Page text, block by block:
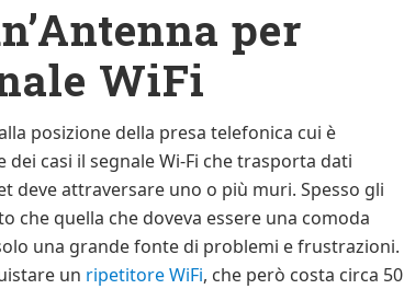
per
WiFi
posizione della presa telefonica cui è
casi il segnale Wi-Fi che trasporta dati
attraversare uno o più muri. Spesso gli
che quella che doveva essere una comoda
una grande fonte di problemi e frustrazioni.
un ripetitore WiFi, che però costa circa 50